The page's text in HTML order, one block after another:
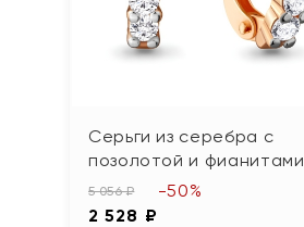
Серьги из серебра с
позолотой и фианитами
5 056 ₽
2 528 ₽
-50%